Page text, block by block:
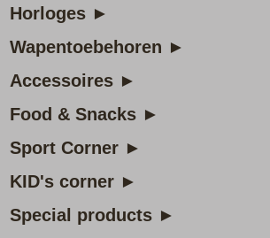
Horloges ►
Wapentoebehoren ►
Accessoires ►
Food & Snacks ►
Sport Corner ►
KID's corner ►
Special products ►